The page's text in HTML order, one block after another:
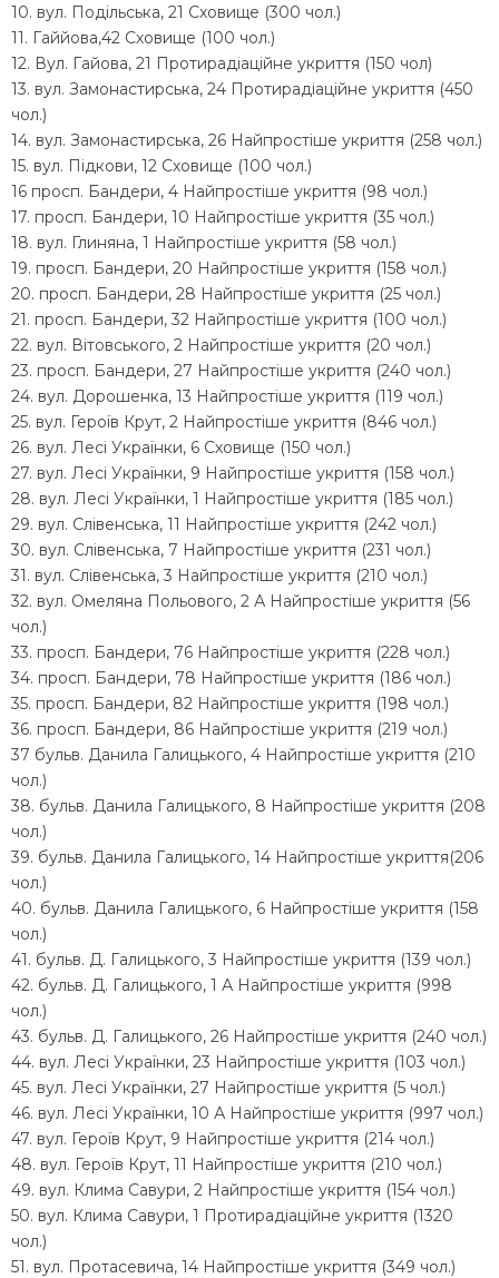
10. вул. Подільська, 21 Сховище (300 чол.)
11. Гаййова,42 Сховище (100 чол.)
12. Вул. Гайова, 21 Протирадіаційне укриття (150 чол)
13. вул. Замонастирська, 24 Протирадіаційне укриття (450
чол.)
14. вул. Замонастирська, 26 Найпростіше укриття (258 чол.)
15. вул. Підкови, 12 Сховище (100 чол.)
16 просп. Бандери, 4 Найпростіше укриття (98 чол.)
17. просп. Бандери, 10 Найпростіше укриття (35 чол.)
18. вул. Глиняна, 1 Найпростіше укриття (58 чол.)
19. просп. Бандери, 20 Найпростіше укриття (158 чол.)
20. просп. Бандери, 28 Найпростіше укриття (25 чол.)
21. просп. Бандери, 32 Найпростіше укриття (100 чол.)
22. вул. Вітовського, 2 Найпростіше укриття (20 чол.)
23. просп. Бандери, 27 Найпростіше укриття (240 чол.)
24. вул. Дорошенка, 13 Найпростіше укриття (119 чол.)
25. вул. Героїв Крут, 2 Найпростіше укриття (846 чол.)
26. вул. Лесі Українки, 6 Сховище (150 чол.)
27. вул. Лесі Українки, 9 Найпростіше укриття (158 чол.)
28. вул. Лесі Українки, 1 Найпростіше укриття (185 чол.)
29. вул. Слівенська, 11 Найпростіше укриття (242 чол.)
30. вул. Слівенська, 7 Найпростіше укриття (231 чол.)
31. вул. Слівенська, 3 Найпростіше укриття (210 чол.)
32. вул. Омеляна Польового, 2 А Найпростіше укриття (56
чол.)
33. просп. Бандери, 76 Найпростіше укриття (228 чол.)
34. просп. Бандери, 78 Найпростіше укриття (186 чол.)
35. просп. Бандери, 82 Найпростіше укриття (198 чол.)
36. просп. Бандери, 86 Найпростіше укриття (219 чол.)
37 бульв. Данила Галицького, 4 Найпростіше укриття (210
чол.)
38. бульв. Данила Галицького, 8 Найпростіше укриття (208
чол.)
39. бульв. Данила Галицького, 14 Найпростіше укриття(206
чол.)
40. бульв. Данила Галицького, 6 Найпростіше укриття (158
чол.)
41. бульв. Д. Галицького, 3 Найпростіше укриття (139 чол.)
42. бульв. Д. Галицького, 1 А Найпростіше укриття (998
чол.)
43. бульв. Д. Галицького, 26 Найпростіше укриття (240 чол.)
44. вул. Лесі Українки, 23 Найпростіше укриття (103 чол.)
45. вул. Лесі Українки, 27 Найпростіше укриття (5 чол.)
46. вул. Лесі Українки, 10 А Найпростіше укриття (997 чол.)
47. вул. Героїв Крут, 9 Найпростіше укриття (214 чол.)
48. вул. Героїв Крут, 11 Найпростіше укриття (210 чол.)
49. вул. Клима Савури, 2 Найпростіше укриття (154 чол.)
50. вул. Клима Савури, 1 Протирадіаційне укриття (1320
чол.)
51. вул. Протасевича, 14 Найпростіше укриття (349 чол.)